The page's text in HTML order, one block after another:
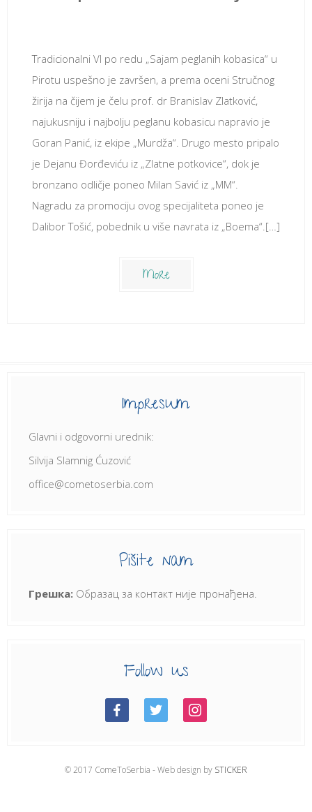
Tradicionalni VI po redu „Sajam peglanih kobasica“ u
Pirotu uspešno je završen, a prema oceni Stručnog
žirija na čijem je čelu prof. dr Branislav Zlatković,
najukusniju i najbolju peglanu kobasicu napravio je
Goran Panić, iz ekipe „Murdža“. Drugo mesto pripalo
je Dejanu Đorđeviću iz „Zlatne potkovice“, dok je
bronzano odličje poneo Milan Savić iz „MM“.
Nagradu za promociju ovog specijaliteta poneo je
Dalibor Tošić, pobednik u više navrata iz „Boema“.[…]
More
Impresum
Glavni i odgovorni urednik:
Silvija Slamnig Ćuzović
office@cometoserbia.com
Pišite nam
Грешка: Образац за контакт није пронађена.
Follow us
© 2017 ComeToSerbia - Web design by STICKER